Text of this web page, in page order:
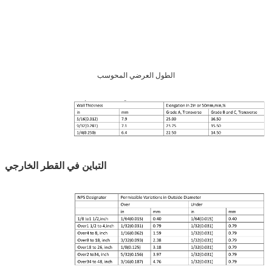
الطول العرضي المحوسب
التباين في القطر الخارجي